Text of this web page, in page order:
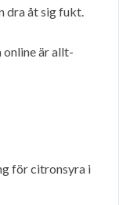
dra åt sig fukt.
är allt-
för citronsyra i